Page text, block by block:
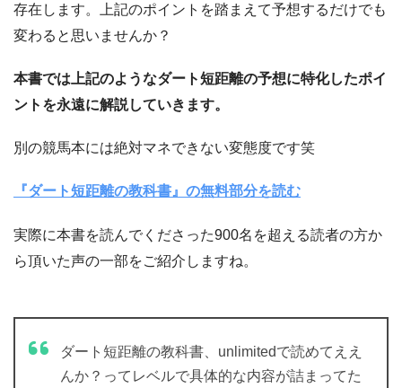
存在します。上記のポイントを踏まえて予想するだけでも
変わると思いませんか？
本書では上記のようなダート短距離の予想に特化したポイ
ントを永遠に解説していきます。
別の競馬本には絶対マネできない変態度です笑
『ダート短距離の教科書』の無料部分を読む
実際に本書を読んでくださった900名を超える読者の方か
ら頂いた声の一部をご紹介しますね。
ダート短距離の教科書、unlimitedで読めてええ
んか？ってレベルで具体的な内容が詰まってた